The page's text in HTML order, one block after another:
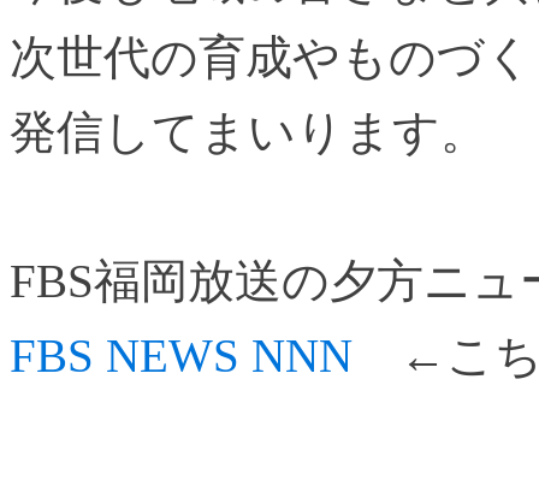
次世代の育成やものづ
発信してまいります。
FBS福岡放送の夕方ニュ
FBS NEWS NNN ←こち